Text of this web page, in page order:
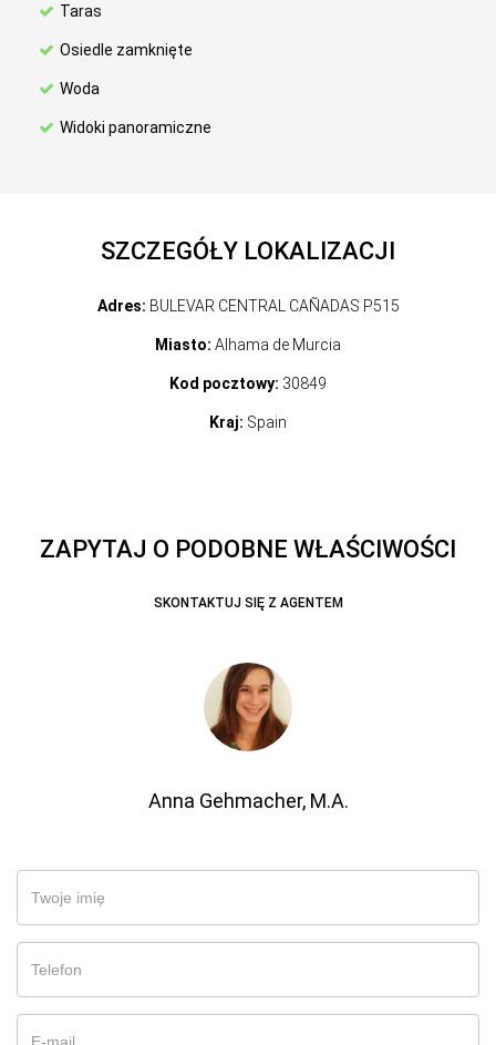
Taras
Osiedle zamknięte
Woda
Widoki panoramiczne
SZCZEGÓŁY LOKALIZACJI
Adres: BULEVAR CENTRAL CAÑADAS P515
Miasto: Alhama de Murcia
Kod pocztowy: 30849
Kraj: Spain
ZAPYTAJ O PODOBNE WŁAŚCIWOŚCI
SKONTAKTUJ SIĘ Z AGENTEM
Anna Gehmacher, M.A.